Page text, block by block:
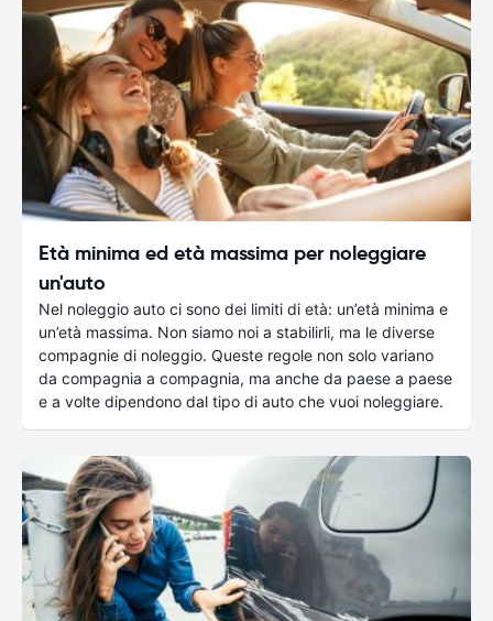
Età minima ed età massima per noleggiare
un'auto
Nel noleggio auto ci sono dei limiti di età: un’età minima e
un’età massima. Non siamo noi a stabilirli, ma le diverse
compagnie di noleggio. Queste regole non solo variano
da compagnia a compagnia, ma anche da paese a paese
e a volte dipendono dal tipo di auto che vuoi noleggiare.